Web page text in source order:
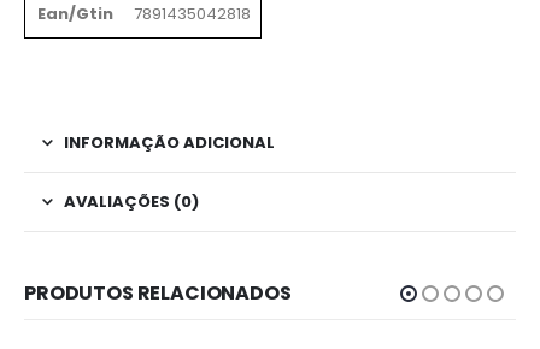
Ean/Gtin
7891435042818
INFORMAÇÃO ADICIONAL
AVALIAÇÕES (0)
PRODUTOS RELACIONADOS